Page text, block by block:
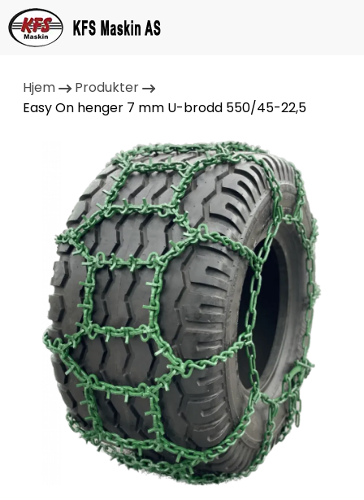
Hjem
Produkter
Easy On henger 7 mm U-brodd 550/45-22,5